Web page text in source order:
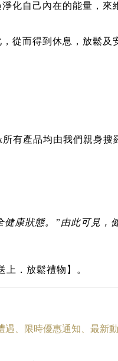
化自己內在的能量，來
從而得到休息，放鬆及
有產品均由我們親身搜
康狀態。”由此可見，
．放鬆禮物】。
遇 限時優惠通知、 最新